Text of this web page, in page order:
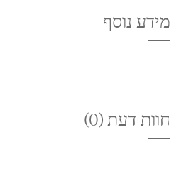
מידע נוסף
חוות דעת (0)